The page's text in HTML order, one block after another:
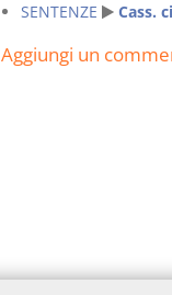
SENTENZE Cass.
Aggiungi un